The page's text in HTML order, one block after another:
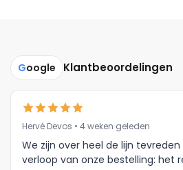
Google Klantbeoordelingen
Hervé Devos • 4 weken geleden
We zijn over heel de lijn
verloop van onze bestelling: het